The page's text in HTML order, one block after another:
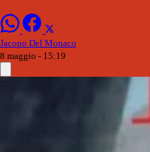
Jacopo Del Monaco
8 maggio - 15:19